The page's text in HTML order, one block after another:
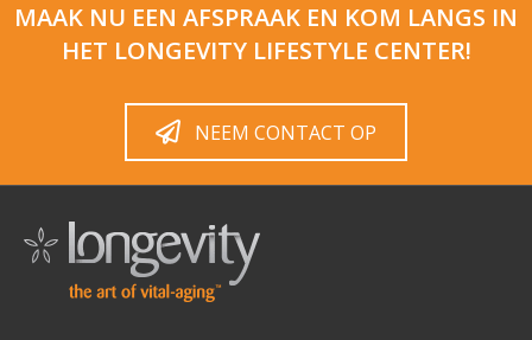
MAAK NU EEN AFSPRAAK EN KOM LANGS IN
HET LONGEVITY LIFESTYLE CENTER!
NEEM CONTACT OP